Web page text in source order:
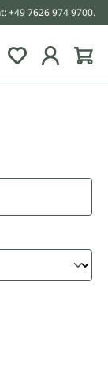
+49 7626 974 9700.